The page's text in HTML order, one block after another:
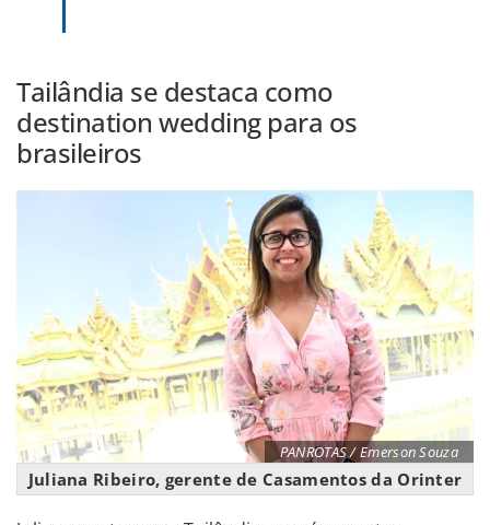
Tailândia se destaca como
destination wedding para os
brasileiros
PANROTAS / Emerson Souza
Juliana Ribeiro, gerente de Casamentos da Orinter